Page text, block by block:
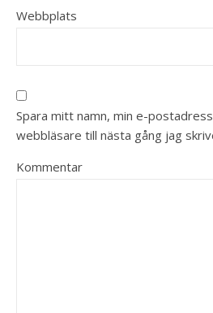
Webbplats
Spara mitt namn, min e-
webbläsare till nästa gång jag
Kommentar